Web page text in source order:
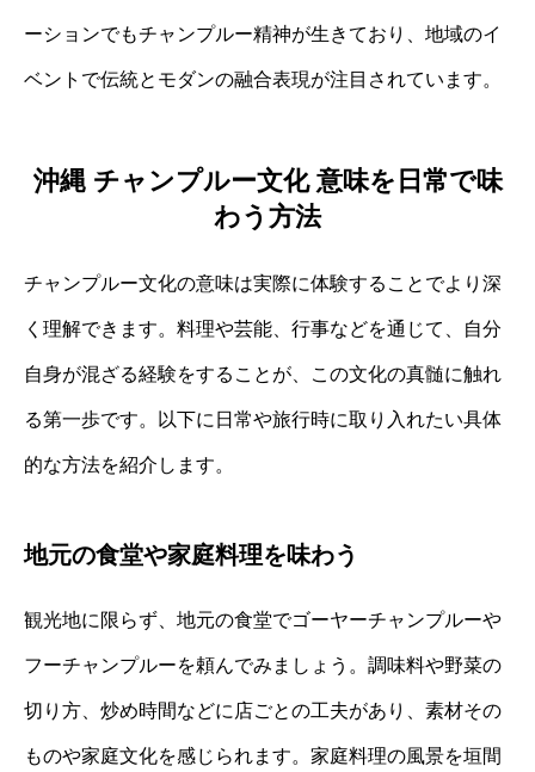
ーションでもチャンプルー精神が生きており、地域のイ
ベントで伝統とモダンの融合表現が注目されています。
沖縄 チャンプルー文化 意味を日常で味
わう方法
チャンプルー文化の意味は実際に体験することでより深
く理解できます。料理や芸能、行事などを通じて、自分
自身が混ざる経験をすることが、この文化の真髄に触れ
る第一歩です。以下に日常や旅行時に取り入れたい具体
的な方法を紹介します。
地元の食堂や家庭料理を味わう
観光地に限らず、地元の食堂でゴーヤーチャンプルーや
フーチャンプルーを頼んでみましょう。調味料や野菜の
切り方、炒め時間などに店ごとの工夫があり、素材その
ものや家庭文化を感じられます。家庭料理の風景を垣間